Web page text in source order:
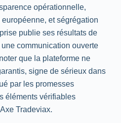
opérationnelle,
et ségrégation
publie ses résultats de
communication ouverte
que la plateforme ne
signe de sérieux dans
par les promesses
éléments vérifiables
Tradeviax.